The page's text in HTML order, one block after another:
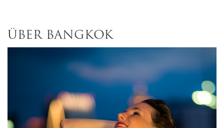
ÜBER BANGKOK